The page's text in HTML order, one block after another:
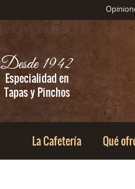
Desde 1942
Especialidad en
Tapas y Pinchos
La Cafetería Qué